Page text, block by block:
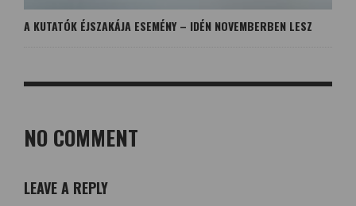
A KUTATÓK ÉJSZAKÁJA ESEMÉNY – IDÉN NOVEMBERBEN LESZ
NO COMMENT
LEAVE A REPLY